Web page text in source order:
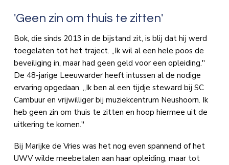
'Geen zin om thuis te zitten'
Bok, die sinds 2013 in de bijstand zit, is blij dat hij werd
toegelaten tot het traject. ,,Ik wil al een hele poos de
beveiliging in, maar had geen geld voor een opleiding.''
De 48-jarige Leeuwarder heeft intussen al de nodige
ervaring opgedaan. ,,Ik ben al een tijdje steward bij SC
Cambuur en vrijwilliger bij muziekcentrum Neushoorn. Ik
heb geen zin om thuis te zitten en hoop hiermee uit de
uitkering te komen.''
Bij Marijke de Vries was het nog even spannend of het
UWV wilde meebetalen aan haar opleiding, maar tot